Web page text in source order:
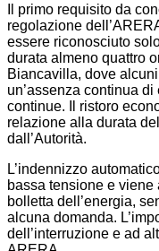
Il primo requisito da
regolazione
essere riconosciuto
durata almeno quattro
Biancavilla, dove
un’assenza continua
continue. Il ristoro
relazione alla durata
dall’Autorità.
L’indennizzo
bassa tensione e
bolletta dell’energia,
alcuna domanda.
dell’interruzione e ad